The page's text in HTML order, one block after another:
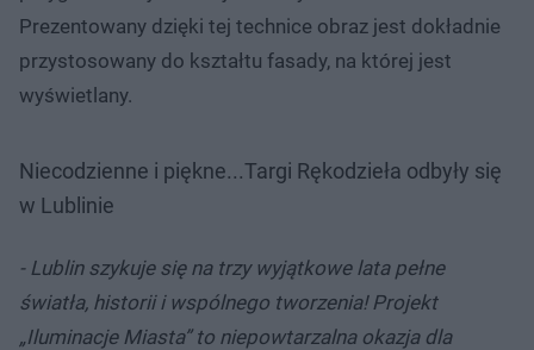
Prezentowany dzięki tej technice obraz jest dokładnie
przystosowany do kształtu fasady, na której jest
wyświetlany.
Niecodzienne i piękne...Targi Rękodzieła odbyły się
w Lublinie
- Lublin szykuje się na trzy wyjątkowe lata pełne
światła, historii i wspólnego tworzenia! Projekt
„Iluminacje Miasta” to niepowtarzalna okazja dla